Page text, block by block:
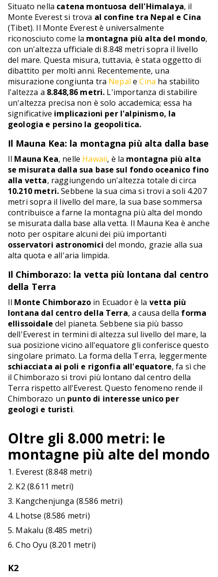
Situato nella catena montuosa dell'Himalaya, il
Monte Everest si trova al confine tra Nepal e Cina
(Tibet). Il Monte Everest è universalmente
riconosciuto come la montagna più alta del mondo,
con un'altezza ufficiale di 8.848 metri sopra il livello
del mare. Questa misura, tuttavia, è stata oggetto di
dibattito per molti anni. Recentemente, una
misurazione congiunta tra Nepal eCina ha stabilito
l'altezza a 8.848,86 metri. L'importanza di stabilire
un'altezza precisa non è solo accademica; essa ha
significative implicazioni per l'alpinismo, la
geologia e persino la geopolitica.
Il Mauna Kea: la montagna più alta dalla base
Il Mauna Kea, nelle Hawaii, è la montagna più alta
se misurata dalla sua base sul fondo oceanico fino
alla vetta, raggiungendo un'altezza totale di circa
10.210 metri.Sebbene la sua cima si trovi a soli 4.207
metri sopra il livello del mare, la sua base sommersa
contribuisce a farne la montagna più alta del mondo
se misurata dalla base alla vetta. Il Mauna Kea è anche
noto per ospitare alcuni dei più importanti
osservatori astronomici del mondo, grazie alla sua
alta quota e all'aria limpida.
Il Chimborazo: la vetta più lontana dal centro
della Terra
Il Monte Chimborazo in Ecuador è la vetta più
lontana dal centro della Terra, a causa della forma
ellissoidale del pianeta. Sebbene sia più basso
dell'Everest in termini di altezza sul livello del mare, la
sua posizione vicino all'equatore gli conferisce questo
singolare primato. La forma della Terra, leggermente
schiacciata ai poli e rigonfia all'equatore, fa sì che
il Chimborazo si trovi più lontano dal centro della
Terra rispetto all'Everest. Questo fenomeno rende il
Chimborazo un punto di interesse unico per
geologi e turisti.
Oltre gli 8.000 metri: le
montagne più alte del mondo
Everest (8.848 metri)
K2 (8.611 metri)
Kangchenjunga (8.586 metri)
Lhotse (8.586 metri)
Makalu (8.485 metri)
Cho Oyu (8.201 metri)
K2